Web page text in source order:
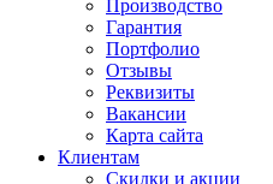
Производство
Гарантия
Портфолио
Отзывы
Реквизиты
Вакансии
Карта сайта
Клиентам
Скидки и акции